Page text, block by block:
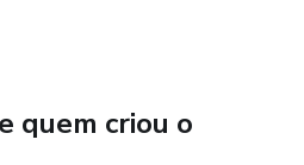
transformar a maneira
quem criou o